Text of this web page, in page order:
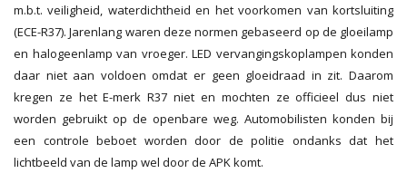
m.b.t. veiligheid, waterdichtheid en het voorkomen van kortsluiting
(ECE-R37). Jarenlang waren deze normen gebaseerd op de gloeilamp
en halogeenlamp van vroeger. LED vervangingskoplampen konden
daar niet aan voldoen omdat er geen gloeidraad in zit. Daarom
kregen ze het E-merk R37 niet en mochten ze officieel dus niet
worden gebruikt op de openbare weg. Automobilisten konden bij
een controle beboet worden door de politie ondanks dat het
lichtbeeld van de lamp wel door de APK komt.